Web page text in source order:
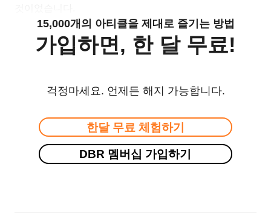
15,000개의 아티클을 제대로 즐기는 방법
가입하면, 한 달 무료!
걱정마세요. 언제든 해지 가능합니다.
한달 무료 체험하기
DBR 멤버십 가입하기